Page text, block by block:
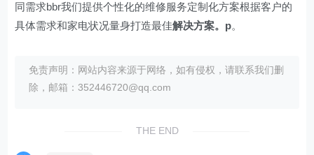
同需求bbr我们提供个性化的维修服务定制化方案根据客户的
具体需求和家电状况量身打造最佳解决方案。p。
免责声明：网站内容来源于网络，如有侵权，请联系我们删
除，邮箱：352446720@qq.com
THE END